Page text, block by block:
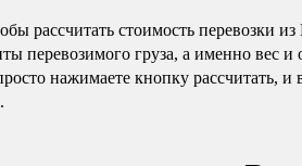
рассчитать стоимость перевозки
перевозимого груза, а именно вес
нажимаете кнопку рассчитать,